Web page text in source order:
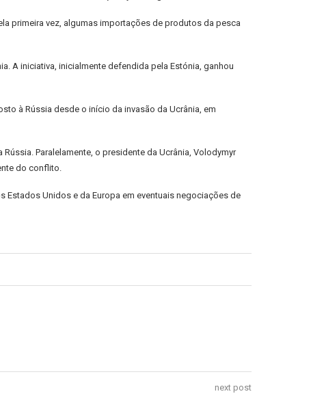
primeira vez, algumas importações de produtos da pesca
A iniciativa, inicialmente defendida pela Estónia, ganhou
à Rússia desde o início da invasão da Ucrânia, em
Paralelamente, o presidente da Ucrânia, Volodymyr
do conflito.
Estados Unidos e da Europa em eventuais negociações de
next post